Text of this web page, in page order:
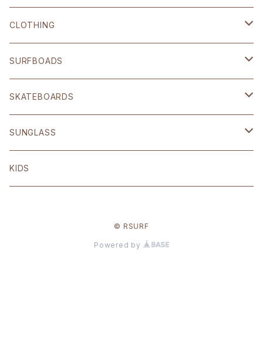
CLOTHING
SHOP ORIGINAL
BRIXTON
OTHER
volcom
SURFBOADS
ハードギア
SKATEBOARDS
Polar skate
Welcome
SUNGLASS
BLACK FLYS
KIDS
© RSURF
Powered by